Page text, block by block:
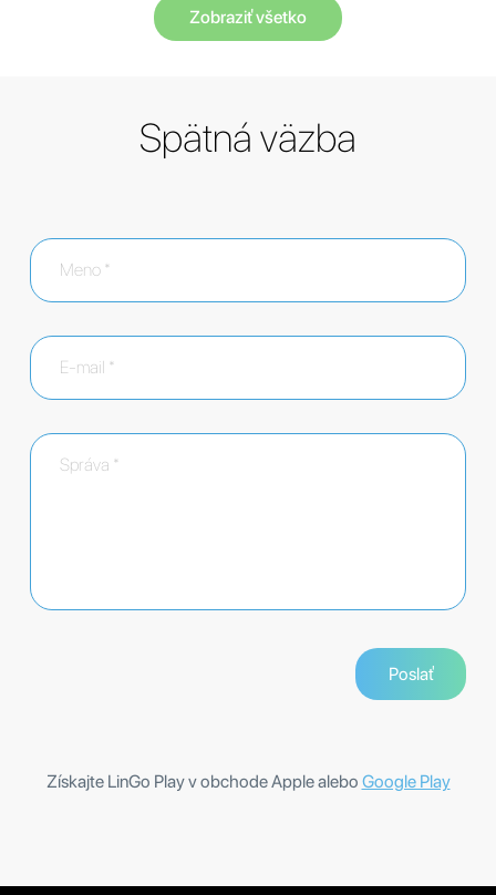
Zobraziť všetko
Spätná väzba
Získajte LinGo Play v obchode Apple alebo Google Play